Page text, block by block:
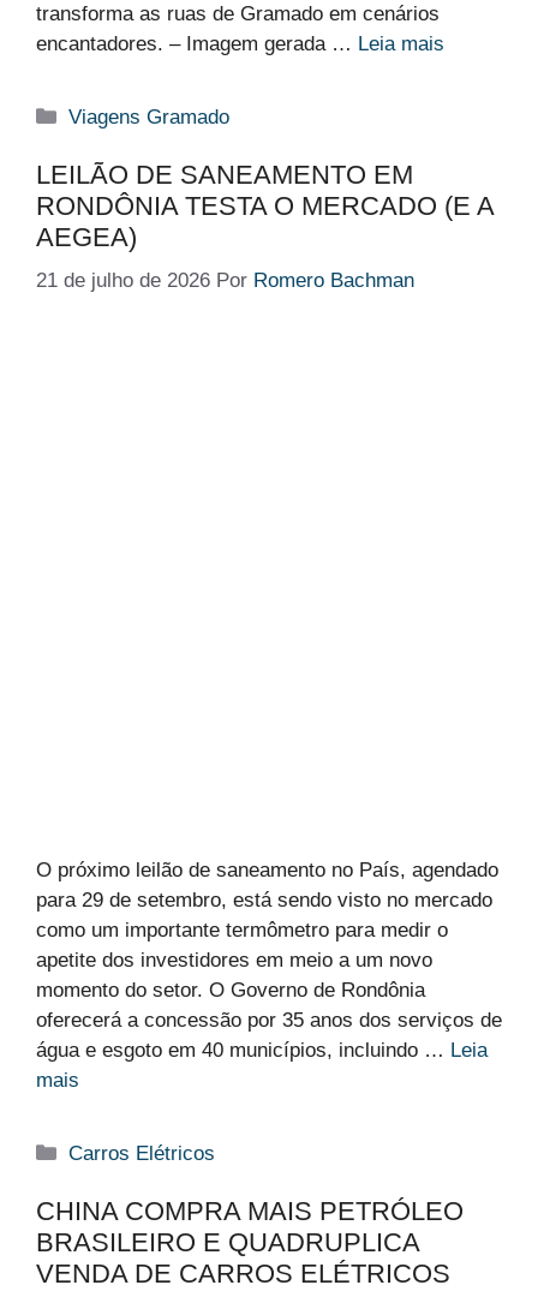
transforma as ruas de Gramado em cenários
encantadores. – Imagem gerada … Leia mais
Categorias
Viagens Gramado
LEILÃO DE SANEAMENTO EM
RONDÔNIA TESTA O MERCADO (E A
AEGEA)
21 de julho de 2026 Por Romero Bachman
O próximo leilão de saneamento no País, agendado
para 29 de setembro, está sendo visto no mercado
como um importante termômetro para medir o
apetite dos investidores em meio a um novo
momento do setor. O Governo de Rondônia
oferecerá a concessão por 35 anos dos serviços de
água e esgoto em 40 municípios, incluindo … Leia
mais
Categorias
Carros Elétricos
CHINA COMPRA MAIS PETRÓLEO
BRASILEIRO E QUADRUPLICA
VENDA DE CARROS ELÉTRICOS